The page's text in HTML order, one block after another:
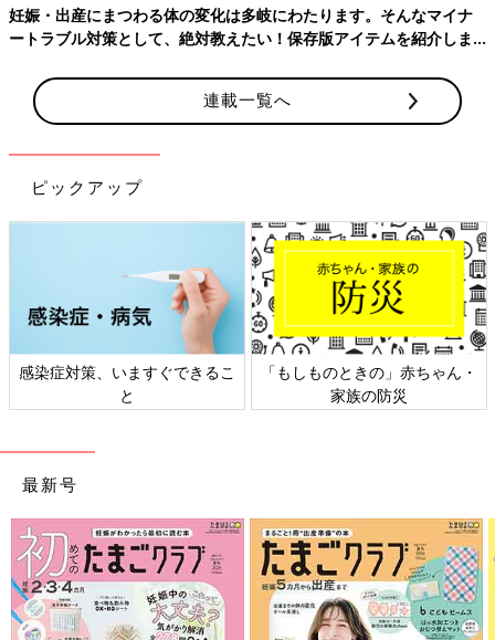
妊娠・出産にまつわる体の変化は多岐にわたります。そんなマイナ
ートラブル対策として、絶対教えたい！保存版アイテムを紹介しま
連載一覧へ
ピックアップ
感染症対策、いますぐできるこ
と
「もしものときの」赤ちゃん・
家族の防災
最新号